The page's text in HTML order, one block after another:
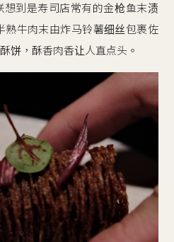
到是寿司店常有的金枪鱼末渍
牛肉末由炸马铃薯细丝包裹佐
饼，酥香肉香让人直点头。